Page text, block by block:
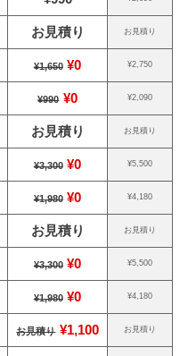
お見積り お見積り
¥1,650 ¥0 ¥2,750
¥990 ¥0 ¥2,090
お見積り お見積り
¥3,300 ¥0 ¥5,500
¥1,980 ¥0 ¥4,180
お見積り お見積り
¥3,300 ¥0 ¥5,500
¥1,980 ¥0 ¥4,180
お見積り ¥1,100 お見積り